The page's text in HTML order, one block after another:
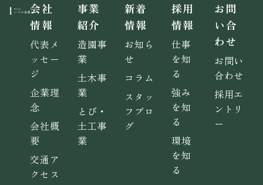
会社
情報
代表メ
ッセー
ジ
企業理
念
会社概
要
交通ア
クセス
事業
紹介
造園事
業
土木事
業
とび・
土工事
業
新着
情報
お知ら
せ
コラム
スタッ
フブロ
グ
採用
情報
仕事
を知
る
強み
を知
る
環境
を知
る
お問
い合
わせ
お問い
合わせ
採用エ
ントリ
ー